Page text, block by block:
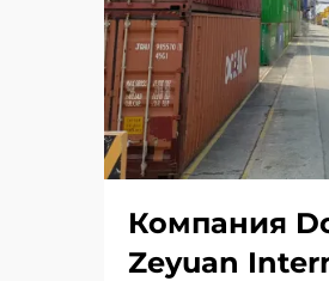
Компания
Zeyuan